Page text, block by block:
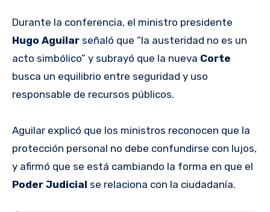
Durante la conferencia, el ministro presidente
Hugo Aguilar señaló que “la austeridad no es un
acto simbólico” y subrayó que la nueva Corte
busca un equilibrio entre seguridad y uso
responsable de recursos públicos.
Aguilar explicó que los ministros reconocen que la
protección personal no debe confundirse con lujos,
y afirmó que se está cambiando la forma en que el
Poder Judicial se relaciona con la ciudadanía.